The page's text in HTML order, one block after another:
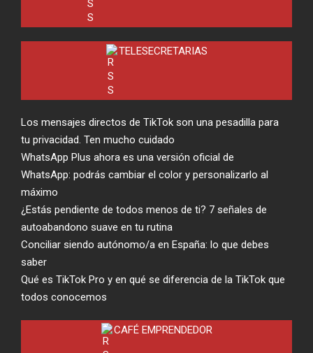
TELESECRETARIAS
Los mensajes directos de TikTok son una pesadilla para
tu privacidad. Ten mucho cuidado
WhatsApp Plus ahora es una versión oficial de
WhatsApp: podrás cambiar el color y personalizarlo al
máximo
¿Estás pendiente de todos menos de ti? 7 señales de
autoabandono suave en tu rutina
Conciliar siendo autónomo/a en España: lo que debes
saber
Qué es TikTok Pro y en qué se diferencia de la TikTok que
todos conocemos
CAFÉ EMPRENDEDOR